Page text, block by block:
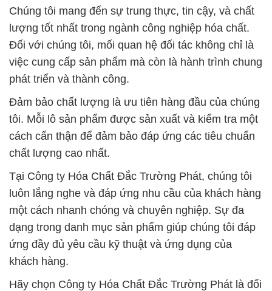
Chúng tôi mang đến sự trung thực, tin cậy, và chất
lượng tốt nhất trong ngành công nghiệp hóa chất.
Đối với chúng tôi, mối quan hệ đối tác không chỉ là
việc cung cấp sản phẩm mà còn là hành trình chung
phát triển và thành công.
Đảm bảo chất lượng là ưu tiên hàng đầu của chúng
tôi. Mỗi lô sản phẩm được sản xuất và kiểm tra một
cách cẩn thận để đảm bảo đáp ứng các tiêu chuẩn
chất lượng cao nhất.
Tại Công ty Hóa Chất Đắc Trường Phát, chúng tôi
luôn lắng nghe và đáp ứng nhu cầu của khách hàng
một cách nhanh chóng và chuyên nghiệp. Sự đa
dạng trong danh mục sản phẩm giúp chúng tôi đáp
ứng đầy đủ yêu cầu kỹ thuật và ứng dụng của
khách hàng.
Hãy chọn Công ty Hóa Chất Đắc Trường Phát là đối